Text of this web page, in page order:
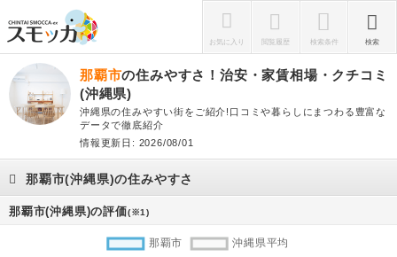
お気に入り 閲覧履歴 検索条件 検索
那覇市の住みやすさ！治安・家賃相場・クチコミ
(沖縄県)
沖縄県の住みやすい街をご紹介!口コミや暮らしにまつわる豊富な
データで徹底紹介
情報更新日: 2026/08/01
那覇市(沖縄県)の住みやすさ
那覇市(沖縄県)の評価(※1)